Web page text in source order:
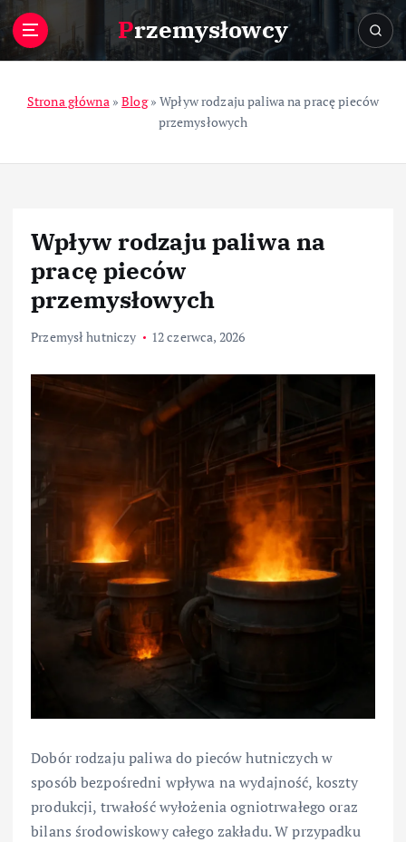
Przemysłowcy
Strona główna»Blog»Wpływ rodzaju paliwa na pracę pieców
przemysłowych
Wpływ rodzaju paliwa na
pracę pieców
przemysłowych
Przemysł hutniczy 12 czerwca, 2026
Dobór rodzaju paliwa do pieców hutniczych w
sposób bezpośredni wpływa na wydajność, koszty
produkcji, trwałość wyłożenia ogniotrwałego oraz
bilans środowiskowy całego zakładu. W przypadku